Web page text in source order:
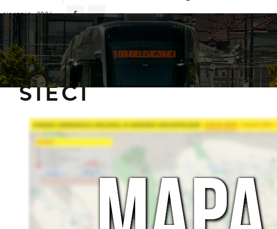
2026
KOMUNIKATY NASZA OFERTA INFORMACJE
Mapa sieci
SIECI